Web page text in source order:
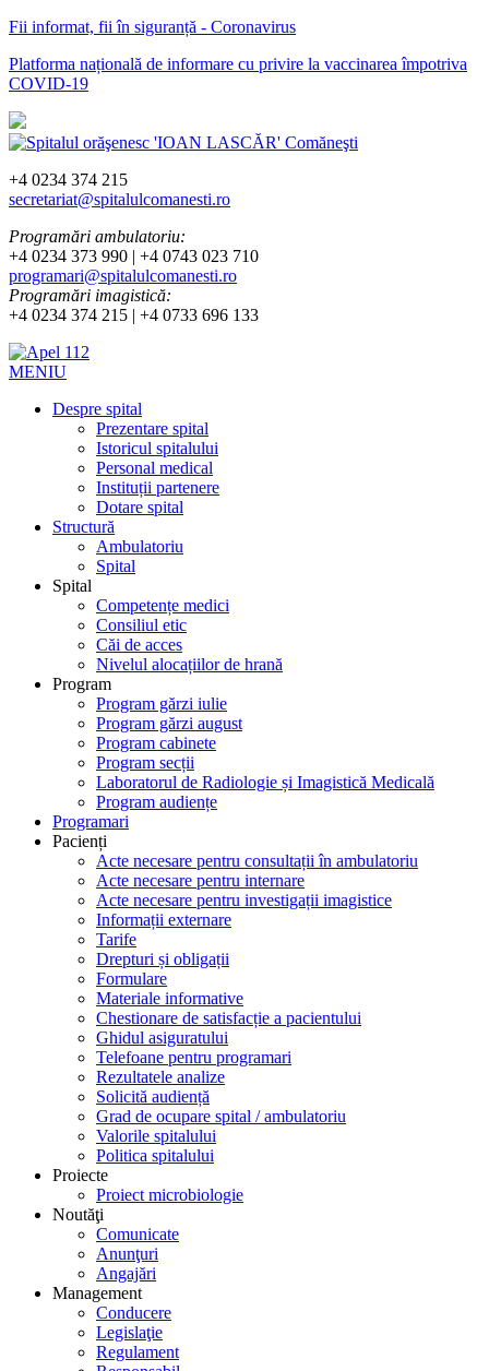
Fii informat, fii în siguranță - Coronavirus
Platforma națională de informare cu privire la vaccinarea împotriva
COVID-19
+4 0234 374 215
secretariat@spitalulcomanesti.ro
Programări ambulatoriu:
+4 0234 373 990 | +4 0743 023 710
programari@spitalulcomanesti.ro
Programări imagistică:
+4 0234 374 215 | +4 0733 696 133
MENIU
Despre spital
Prezentare spital
Istoricul spitalului
Personal medical
Instituții partenere
Dotare spital
Structură
Ambulatoriu
Spital
Spital
Competențe medici
Consiliul etic
Căi de acces
Nivelul alocațiilor de hrană
Program
Program gărzi iulie
Program gărzi august
Program cabinete
Program secții
Laboratorul de Radiologie și Imagistică Medicală
Program audiențe
Programari
Pacienți
Acte necesare pentru consultații în ambulatoriu
Acte necesare pentru internare
Acte necesare pentru investigații imagistice
Informații externare
Tarife
Drepturi și obligații
Formulare
Materiale informative
Chestionare de satisfacție a pacientului
Ghidul asiguratului
Telefoane pentru programari
Rezultatele analize
Solicită audiență
Grad de ocupare spital / ambulatoriu
Valorile spitalului
Politica spitalului
Proiecte
Proiect microbiologie
Noutăţi
Comunicate
Anunţuri
Angajări
Management
Conducere
Legislaţie
Regulament